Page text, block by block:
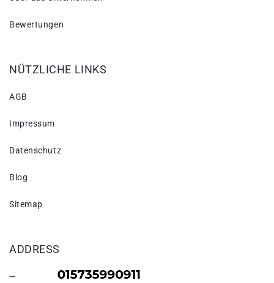
Bewertungen
NÜTZLICHE LINKS
AGB
Impressum
Datenschutz
Blog
Sitemap
ADDRESS